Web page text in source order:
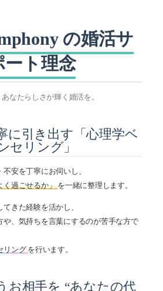
の婚活サ
ート理念
なたらしさが輝く婚活を。
に引き出す「心理学ベ
セリング」
安を丁寧にお伺いし、
く過ごせるか」を一緒に整理します。
きた経験を活かし、
や、気持ちを言葉にするのが苦手な方で
リング を行います。
お相手を “あなたの代